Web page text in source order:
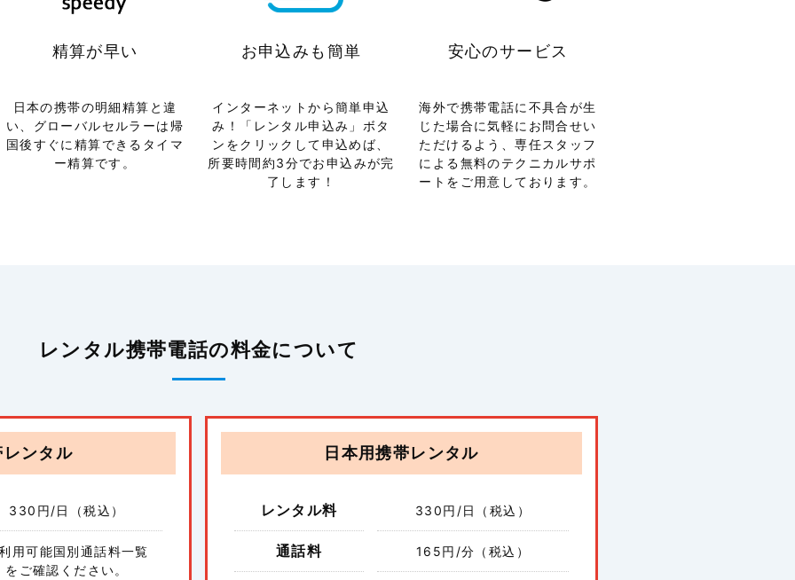
精算が早い
日本の携帯の明細精算と違
い、グローバルセルラーは帰
国後すぐに精算できるタイマ
ー精算です。
お申込みも簡単
インターネットから簡単申込
み！「レンタル申込み」ボタ
ンをクリックして申込めば、
所要時間約3分でお申込みが完
了します！
安心のサービス
海外で携帯電話に不具合が生
じた場合に気軽にお問合せい
ただけるよう、専任スタッフ
による無料のテクニカルサポ
ートをご用意しております。
レンタル携帯電話の料金について
ンタル
330 円/日（税込）
用可能国別通話料一覧
をご確認ください。
日本用携帯レンタル
レンタル料 330円/日（税込）
通話料 165円/分（税込）